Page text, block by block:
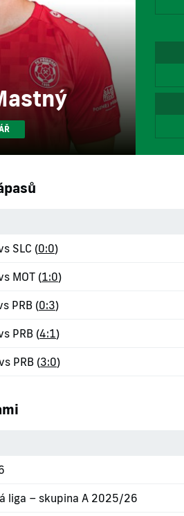
SLC (0:0)
MOT (1:0)
PRB (0:3)
PRB (4:1)
PRB (3:0)
liga – skupina A 2025/26